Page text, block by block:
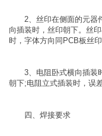
2、丝印在侧面的元器件
向插装时，丝印朝下。丝
时，字体方向同PCB板丝
3、电阻卧式横向插装时
朝下;电阻立式插装时，误
四、焊接要求